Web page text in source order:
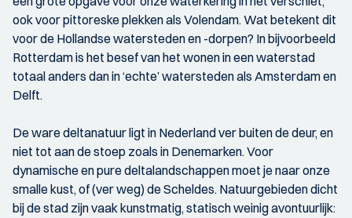
ook voor pittoreske plekken als Volendam. Wat betekent dit
voor de Hollandse watersteden en -dorpen? In bijvoorbeeld
Rotterdam is het besef van het wonen in een waterstad
totaal anders dan in ‘echte’ watersteden als Amsterdam en
Delft.
De ware deltanatuur ligt in Nederland ver buiten de deur, en
niet tot aan de stoep zoals in Denemarken. Voor
dynamische en pure deltalandschappen moet je naar onze
smalle kust, of (ver weg) de Scheldes. Natuurgebieden dicht
bij de stad zijn vaak kunstmatig, statisch weinig avontuurlijk: